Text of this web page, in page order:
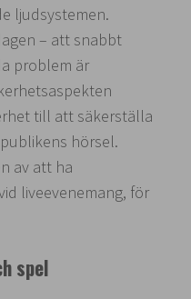
ljudsystemen.
– att snabbt
problem är
till att säkerställa
hörsel.
av att ha
liveevenemang, för
spel